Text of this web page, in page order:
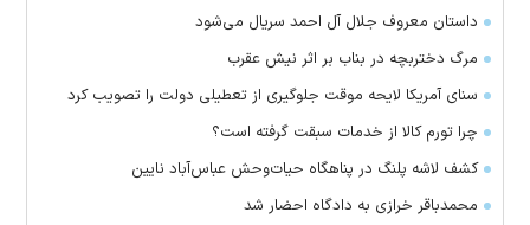
داستان معروف جلال آل احمد سریال می‌شود
مرگ دختربچه در بناب بر اثر نیش عقرب
سنای آمریکا لایحه موقت جلوگیری از تعطیلی دولت را تصویب کرد
چرا تورم کالا از خدمات سبقت گرفته است؟
کشف لاشه پلنگ در پناهگاه حیات‌وحش عباس‌آباد نایین
محمدباقر خرازی به دادگاه احضار شد